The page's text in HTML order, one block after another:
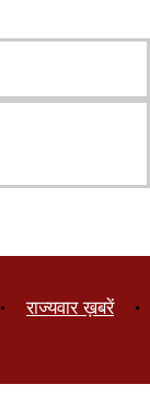
राज्यवार ख़बरें